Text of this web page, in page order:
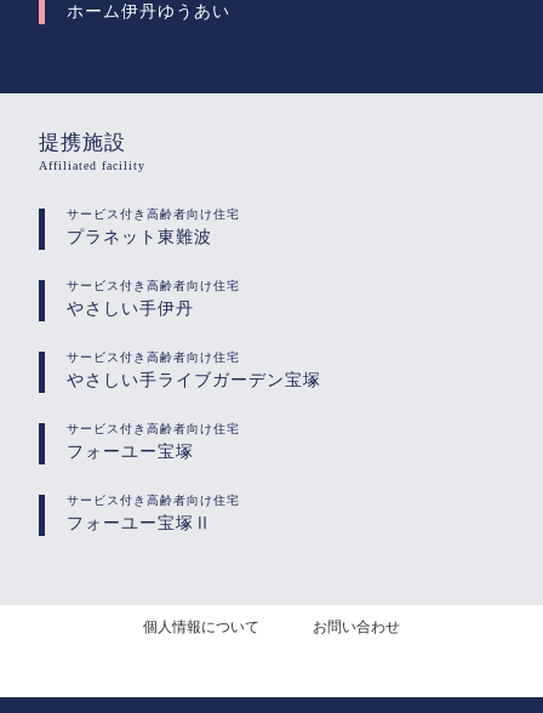
ホーム伊丹ゆうあい
提携施設
Affiliated facility
サービス付き高齢者向け住宅
プラネット東難波
サービス付き高齢者向け住宅
やさしい手伊丹
サービス付き高齢者向け住宅
やさしい手ライブガーデン宝塚
サービス付き高齢者向け住宅
フォーユー宝塚
サービス付き高齢者向け住宅
フォーユー宝塚Ⅱ
個人情報について お問い合わせ